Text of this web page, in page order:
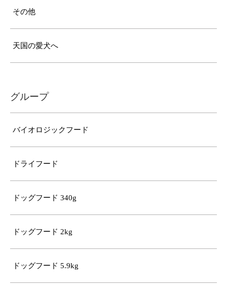
その他
天国の愛犬へ
グループ
バイオロジックフード
ドライフード
ドッグフード 340g
ドッグフード 2kg
ドッグフード 5.9kg